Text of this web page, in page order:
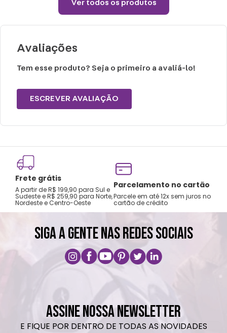
Temperatura máxima de lavagem 40°.
Não limpar a seco.
Ver todos os produtos
Avaliações
Tem esse produto? Seja o primeiro a avaliá-lo!
ESCREVER AVALIAÇÃO
Frete grátis
A partir de R$ 199,90 para Sul e
Sudeste e R$ 259,90 para Norte,
Nordeste e Centro-Oeste
Parcelamento no cartão
Parcele em até 12x sem juros no
cartão de crédito
SIGA A GENTE NAS REDES SOCIAIS
ASSINE NOSSA NEWSLETTER
E FIQUE POR DENTRO DE TODAS AS NOVIDADES